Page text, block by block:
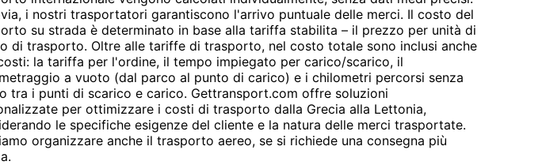
i nostri trasportatori garantiscono l'arrivo puntuale delle merci. Il costo del
su strada è determinato in base alla tariffa stabilita – il prezzo per unità di
di trasporto. Oltre alle tariffe di trasporto, nel costo totale sono inclusi anche
la tariffa per l'ordine, il tempo impiegato per carico/scarico, il
a vuoto (dal parco al punto di carico) e i chilometri percorsi senza
tra i punti di scarico e carico. Gettransport.com offre soluzioni
per ottimizzare i costi di trasporto dalla Grecia alla Lettonia,
le specifiche esigenze del cliente e la natura delle merci trasportate.
organizzare anche il trasporto aereo, se si richiede una consegna più